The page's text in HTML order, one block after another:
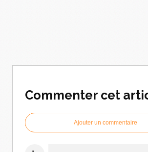
Commenter cet
Ajouter un commentaire